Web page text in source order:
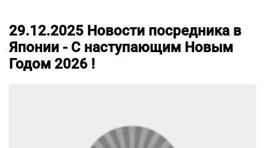
29.12.2025 Новости посредника в
Японии - С наступающим Новым
Годом 2026 !